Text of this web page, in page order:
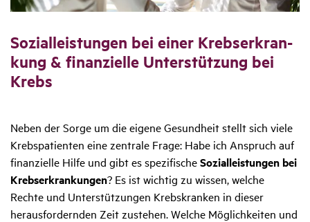
Sozi­al­leis­tungen bei einer Krebs­er­kran­
kung & finan­zi­elle Unter­stüt­zung bei
Krebs
Neben der Sorge um die eigene Gesundheit stellt sich viele
Krebspatienten eine zentrale Frage: Habe ich Anspruch auf
finanzielle Hilfe und gibt es spezifischeSozialleistungen bei
Krebserkrankungen? Es ist wichtig zu wissen, welche
Rechte und Unterstützungen Krebskranken in dieser
herausfordernden Zeit zustehen. Welche Möglichkeiten und